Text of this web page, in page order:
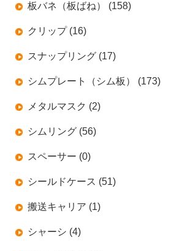
板バネ（板ばね） (158)
クリップ (16)
スナップリング (17)
シムプレート（シム板） (173)
メタルマスク (2)
シムリング (56)
スペーサー (0)
シールドケース (51)
搬送キャリア (1)
シャーシ (4)